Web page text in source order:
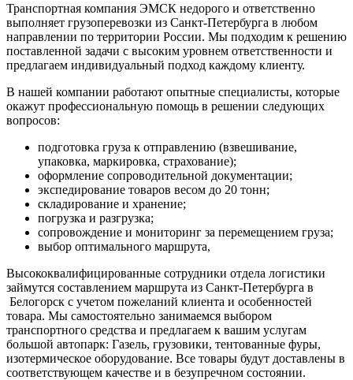
Транспортная компания ЭМСК недорого и ответственно
выполняет грузоперевозки из Санкт-Петербурга в любом
направлении по территории России. Мы подходим к решению
поставленной задачи с высоким уровнем ответственности и
предлагаем индивидуальный подход каждому клиенту.
В нашей компании работают опытные специалисты, которые
окажут профессиональную помощь в решении следующих
вопросов:
подготовка груза к отправлению (взвешивание,
упаковка, маркировка, страхование);
оформление сопроводительной документации;
экспедирование товаров весом до 20 тонн;
складирование и хранение;
погрузка и разгрузка;
сопровождение и мониторинг за перемещением груза;
выбор оптимального маршрута,
Высококвалифицированные сотрудники отдела логистики
займутся составлением маршрута из Санкт-Петербурга в
Белогорск с учетом пожеланий клиента и особенностей
товара. Мы самостоятельно занимаемся выбором
транспортного средства и предлагаем к вашим услугам
большой автопарк: Газель, грузовики, тентованные фуры,
изотермическое оборудование. Все товары будут доставлены в
соответствующем качестве и в безупречном состоянии.